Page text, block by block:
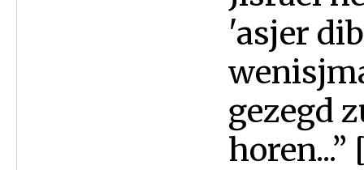
'asjer
gezegd
horen...”